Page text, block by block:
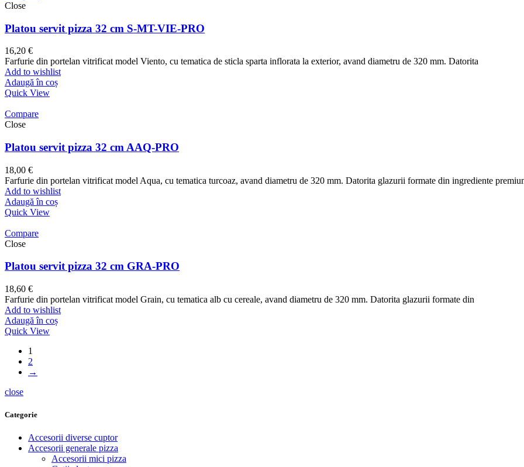
Close
Platou servit pizza 32 cm S-MT-VIE-PRO
16,20 €
Farfurie din portelan vitrificat model Viento, cu tematica de sticla sparta inflorata la exterior, avand diametru de 320 mm. Datorita
Add to wishlist
Adaugă în coș
Quick View
Compare
Close
Platou servit pizza 32 cm AAQ-PRO
18,00 €
Farfurie din portelan vitrificat model Aqua, cu tematica turcoaz, avand diametru de 320 mm. Datorita glazurii formate din ingrediente
Add to wishlist
Adaugă în coș
Quick View
Compare
Close
Platou servit pizza 32 cm GRA-PRO
18,60 €
Farfurie din portelan vitrificat model Grain, cu tematica alb cu cereale, avand diametru de 320 mm. Datorita glazurii formate din
Add to wishlist
Adaugă în coș
Quick View
1
2
→
close
Categorie
Accesorii diverse cuptor
Accesorii generale pizza
Accesorii mici pizza